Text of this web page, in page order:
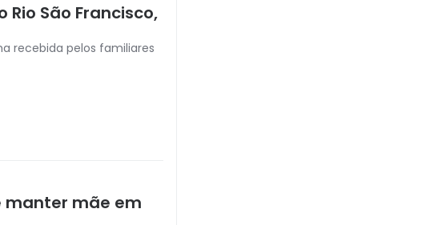
São Francisco,
recebida pelos familiares
manter mãe em